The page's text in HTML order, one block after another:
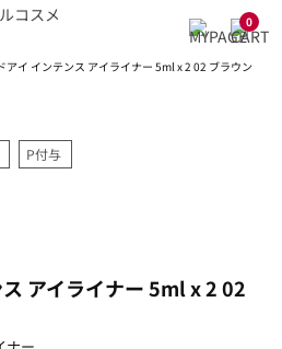
0
アイ インテンス アイライナー 5ml x 2 02 ブラウン
P付与
アイライナー 5ml x 2 02